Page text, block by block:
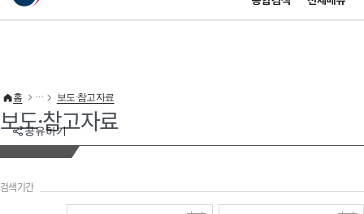
이 누리집은 대한민국 공식 전자정부 누리집입니다.
공유하기
홈 보도·참고자료
보도·참고자료
검색기간